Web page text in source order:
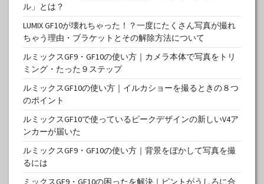
ル」とは？
LUMIX GF10が壊れちゃった！？一度にたくさん写真が撮れ
ちゃう理由・ブラケットとその解除方法について
ルミックスGF9・GF10の使い方｜カメラ本体で写真をトリ
ミング・たった９ステップ
ルミックスGF10の使い方｜イルカショーを撮るときの８つ
のポイント
ルミックスGF10で使っているピークデザインの新しいV4ア
ンカーが届いた
ルミックスGF9・GF10の使い方｜背景をぼかして写真を撮
るには
ミックスGF9・GF10の困ったを解決｜ピントがうしろに合